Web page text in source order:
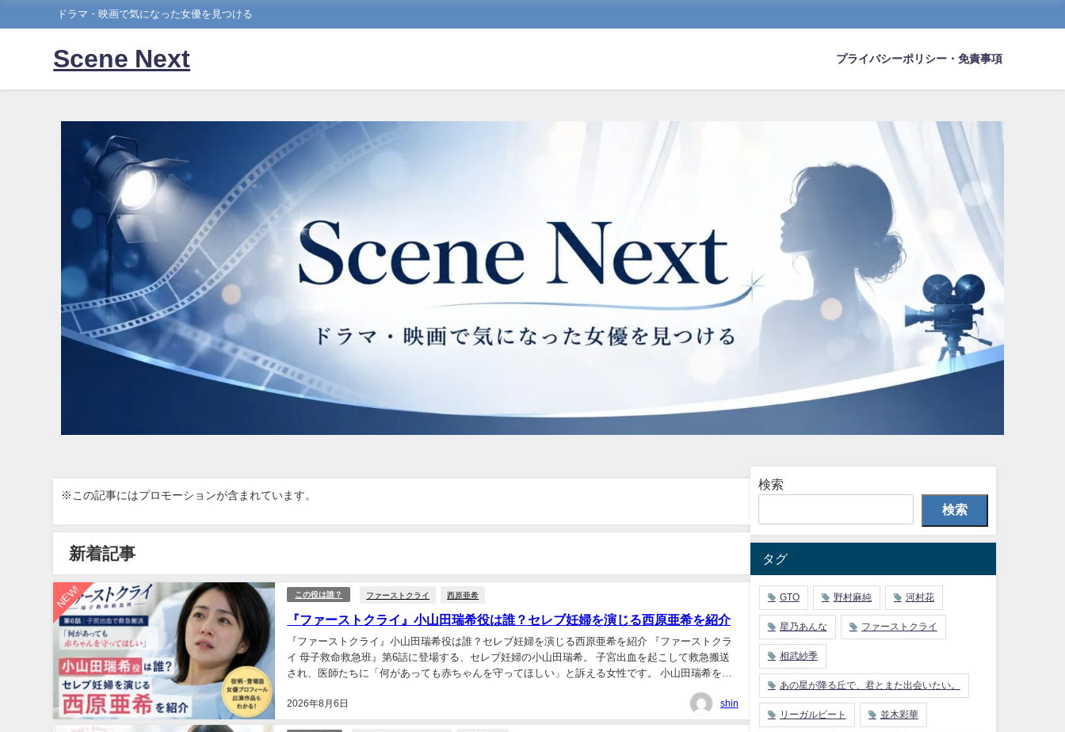
ドラマ・映画で気になった女優を見つける
Scene Next プライバシーポリシー・免責事項
※この記事にはプロモーションが含まれています。
新着記事
NEW! この役は誰？ ファーストクライ 西原亜希
『ファーストクライ』小山田瑞希役は誰？セレブ妊婦を演じる西原亜希を紹介
2026年8月6日
『ファーストクライ』小山田瑞希役は誰？セレブ妊婦を演じる西原亜希を紹介 『ファーストクラ
イ 母子救命救急班』第6話に登場する、セレブ妊婦の小山田瑞希。 子宮出血を起こして救急搬送
され、医師たちに「何があっても赤ちゃんを守ってほしい」と訴える女性です。 小山田瑞希を演
shin
検索
検索
タグ
GTO 野村麻純 河村花
星乃あんな ファーストクライ
相武紗季
あの星が降る丘で、君とまた出会いたい。
リーガルビート 並木彩華